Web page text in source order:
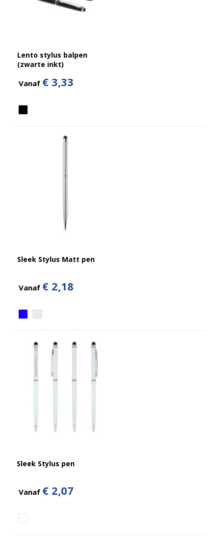
Lento stylus balpen
(zwarte inkt)
Vanaf € 3,33
Sleek Stylus Matt pen
Vanaf € 2,18
Sleek Stylus pen
Vanaf € 2,07